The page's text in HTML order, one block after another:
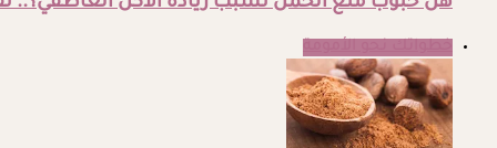
هل حبوب منع الحمل تسبب زيادة الأكل العاطفي؟..